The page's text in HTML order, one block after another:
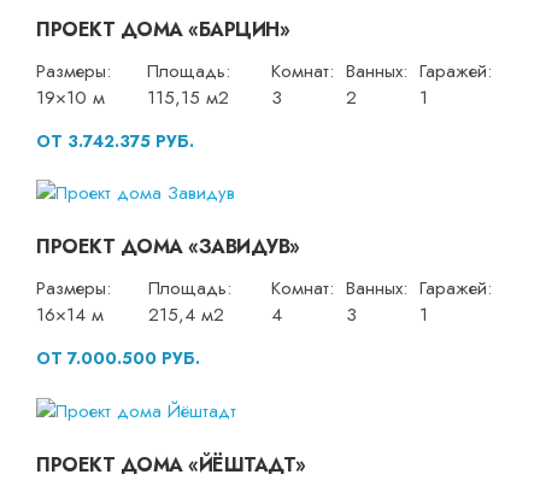
ПРОЕКТ ДОМА «БАРЦИН»
Размеры:
19×10 м
Площадь:
115,15 м2
Комнат:
3
Ванных:
2
Гаражей:
1
ОТ 3.742.375 РУБ.
ПРОЕКТ ДОМА «ЗАВИДУВ»
Размеры:
16×14 м
Площадь:
215,4 м2
Комнат:
4
Ванных:
3
Гаражей:
1
ОТ 7.000.500 РУБ.
ПРОЕКТ ДОМА «ЙЁШТАДТ»